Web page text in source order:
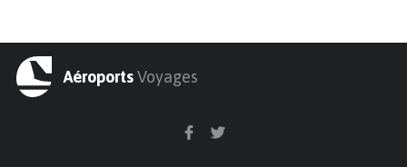
AéroportsVoyages